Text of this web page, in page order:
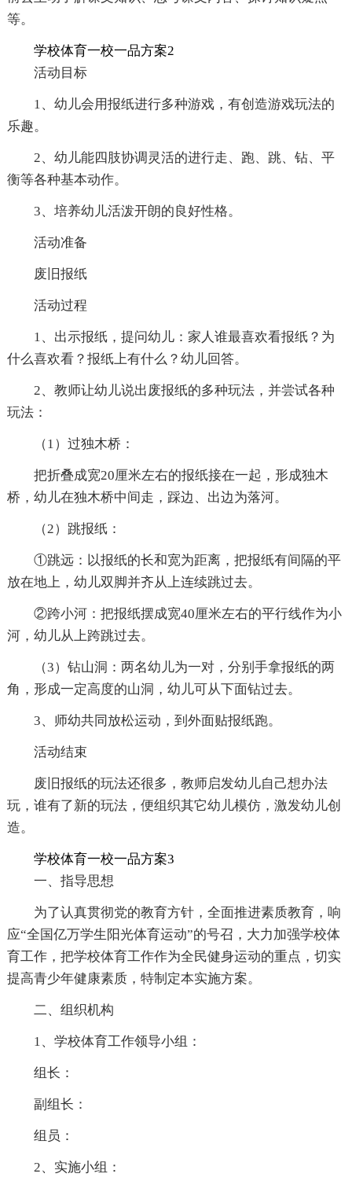
等。
学校体育一校一品方案2
活动目标
1、幼儿会用报纸进行多种游戏，有创造游戏玩法的
乐趣。
2、幼儿能四肢协调灵活的进行走、跑、跳、钻、平
衡等各种基本动作。
3、培养幼儿活泼开朗的良好性格。
活动准备
废旧报纸
活动过程
1、出示报纸，提问幼儿：家人谁最喜欢看报纸？为
什么喜欢看？报纸上有什么？幼儿回答。
2、教师让幼儿说出废报纸的多种玩法，并尝试各种
玩法：
（1）过独木桥：
把折叠成宽20厘米左右的报纸接在一起，形成独木
桥，幼儿在独木桥中间走，踩边、出边为落河。
（2）跳报纸：
①跳远：以报纸的长和宽为距离，把报纸有间隔的平
放在地上，幼儿双脚并齐从上连续跳过去。
②跨小河：把报纸摆成宽40厘米左右的平行线作为小
河，幼儿从上跨跳过去。
（3）钻山洞：两名幼儿为一对，分别手拿报纸的两
角，形成一定高度的山洞，幼儿可从下面钻过去。
3、师幼共同放松运动，到外面贴报纸跑。
活动结束
废旧报纸的玩法还很多，教师启发幼儿自己想办法
玩，谁有了新的玩法，便组织其它幼儿模仿，激发幼儿创
造。
学校体育一校一品方案3
一、指导思想
为了认真贯彻党的教育方针，全面推进素质教育，响
应“全国亿万学生阳光体育运动”的号召，大力加强学校体
育工作，把学校体育工作作为全民健身运动的重点，切实
提高青少年健康素质，特制定本实施方案。
二、组织机构
1、学校体育工作领导小组：
组长：
副组长：
组员：
2、实施小组：